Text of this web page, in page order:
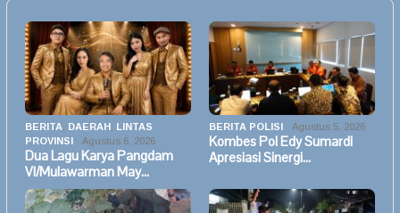
BERITA DAERAH LINTAS
PROVINSI
Agustus 6, 2026
Dua Lagu Karya Pangdam
VI/Mulawarman May…
BERITA POLISI Agustus 5, 2026
Kombes Pol Edy Sumardi
Apresiasi Sinergi…